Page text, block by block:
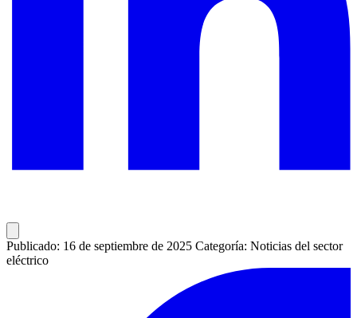
Publicado: 16 de septiembre de 2025 Categoría: Noticias del sector
eléctrico